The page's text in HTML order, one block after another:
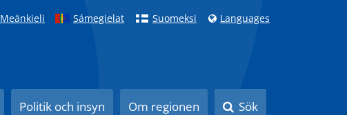
Meänkieli Sámegielat Suomeksi Languages
Politik och insyn Om regionen Sök